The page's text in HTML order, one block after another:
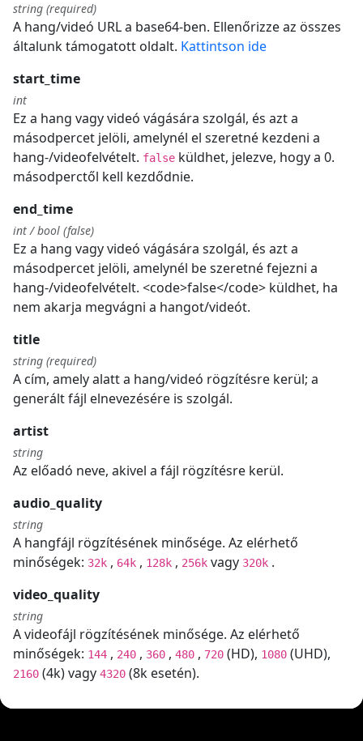
string (required)
A hang/videó URL a base64-ben. Ellenőrizze az összes
általunk támogatott oldalt. Kattintson ide
start_time
int
Ez a hang vagy videó vágására szolgál, és azt a
másodpercet jelöli, amelynél el szeretné kezdeni a
hang-/videofelvételt. false küldhet, jelezve, hogy a 0.
másodperctől kell kezdődnie.
end_time
int / bool (false)
Ez a hang vagy videó vágására szolgál, és azt a
másodpercet jelöli, amelynél be szeretné fejezni a
hang-/videofelvételt. <code>false</code> küldhet, ha
nem akarja megvágni a hangot/videót.
title
string (required)
A cím, amely alatt a hang/videó rögzítésre kerül; a
generált fájl elnevezésére is szolgál.
artist
string
Az előadó neve, akivel a fájl rögzítésre kerül.
audio_quality
string
A hangfájl rögzítésének minősége. Az elérhető
minőségek: 32k , 64k , 128k , 256k vagy 320k .
video_quality
string
A videofájl rögzítésének minősége. Az elérhető
minőségek: 144 , 240 , 360 , 480 , 720 (HD), 1080 (UHD),
2160 (4k) vagy 4320 (8k esetén).